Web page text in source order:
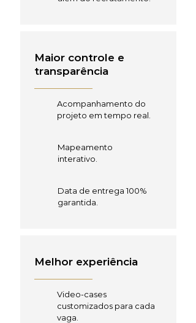
Maior controle e
transparência
Acompanhamento do
projeto em tempo real.
Mapeamento
interativo.
Data de entrega 100%
garantida.
Melhor experiência
Video-cases
customizados para cada
vaga.